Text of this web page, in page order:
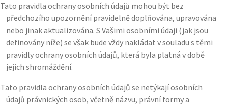
Tato pravidla ochrany osobních údajů mohou být bez
předchozího upozornění pravidelně doplňována, upravována
nebo jinak aktualizována. S Vašimi osobními údaji (jak jsou
definovány níže) se však bude vždy nakládat v souladu s těmi
pravidly ochrany osobních údajů, která byla platná v době
jejich shromáždění.
Tato pravidla ochrany osobních údajů se netýkají osobních
údajů právnických osob, včetně názvu, právní formy a